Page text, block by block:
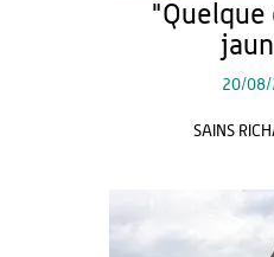
"Quelque
20/08/
SAINS